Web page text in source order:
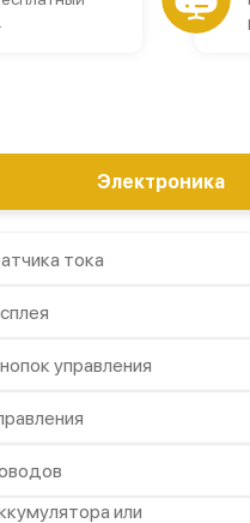
Электроника
тока
управления
или